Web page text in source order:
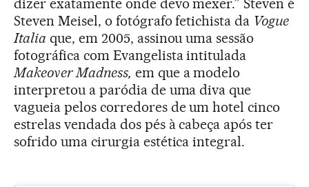
dizer exatamente onde devo mexer.” Steven é
Steven Meisel, o fotógrafo fetichista da Vogue
Italia que, em 2005, assinou uma sessão
fotográfica com Evangelista intitulada
Makeover Madness, em que a modelo
interpretou a paródia de uma diva que
vagueia pelos corredores de um hotel cinco
estrelas vendada dos pés à cabeça após ter
sofrido uma cirurgia estética integral.